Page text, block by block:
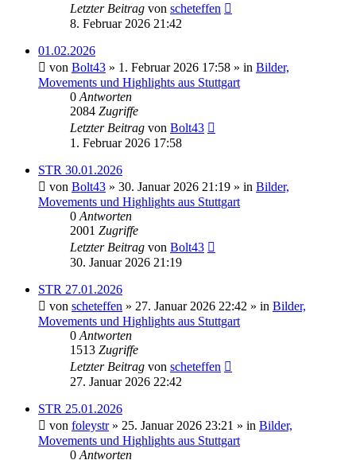
Letzter Beitrag von scheteffen
8. Februar 2026 21:42
01.02.2026
von Bolt43 » 1. Februar 2026 17:58 » in Bilder,
Movements und Highlights aus Stuttgart
0 Antworten
2084 Zugriffe
Letzter Beitrag von Bolt43
1. Februar 2026 17:58
STR 30.01.2026
von Bolt43 » 30. Januar 2026 21:19 » in Bilder,
Movements und Highlights aus Stuttgart
0 Antworten
2001 Zugriffe
Letzter Beitrag von Bolt43
30. Januar 2026 21:19
STR 27.01.2026
von scheteffen » 27. Januar 2026 22:42 » in Bilder,
Movements und Highlights aus Stuttgart
0 Antworten
1513 Zugriffe
Letzter Beitrag von scheteffen
27. Januar 2026 22:42
STR 25.01.2026
von foleystr» 25. Januar 2026 23:21 » in Bilder,
Movements und Highlights aus Stuttgart
0 Antworten